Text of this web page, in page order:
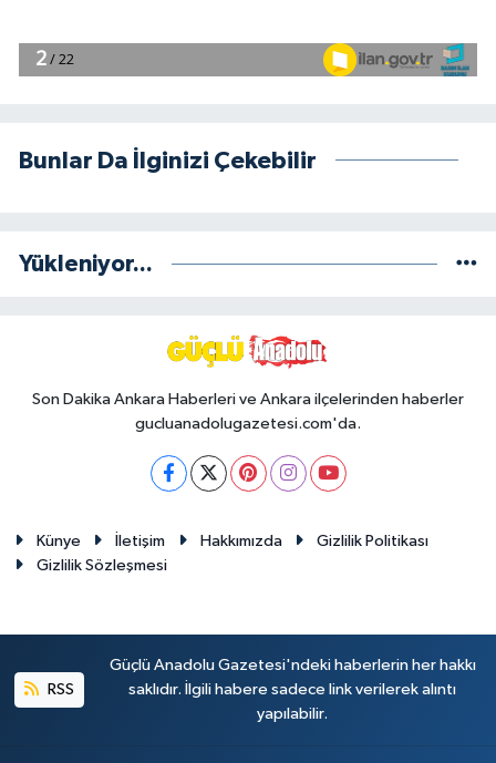
Bunlar Da İlginizi Çekebilir
Yükleniyor...
Son Dakika Ankara Haberleri ve Ankara ilçelerinden haberler
gucluanadolugazetesi.com'da.
Künye İletişim Hakkımızda
Gizlilik Politikası
Gizlilik Sözleşmesi
RSS
Güçlü Anadolu Gazetesi'ndeki haberlerin her hakkı
saklıdır. İlgili habere sadece link verilerek alıntı
yapılabilir.